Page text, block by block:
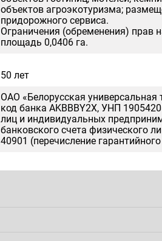
объектов агроэкотуризма;
придорожного сервиса.
Ограничения (обременения) прав
площадь 0,0406 га.
50 лет
ОАО «Белорусская
код банка AKBBBY2X, УНП
лиц и индивидуальных
банковского счета физического
40901 (перечисление